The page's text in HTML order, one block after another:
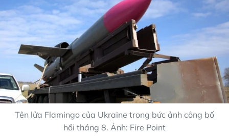
Tên lửa Flamingo của Ukraine trong bức ảnh công bố
hồi tháng 8. Ảnh: Fire Point